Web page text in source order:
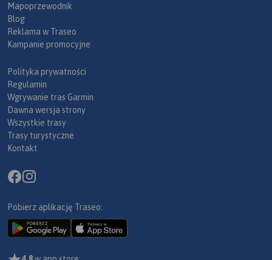
Mapoprzewodnik
Blog
Reklama w Traseo
Kampanie promocyjne
Polityka prywatności
Regulamin
Wgrywanie tras Garmin
Dawna wersja strony
Wszystkie trasy
Trasy turystyczne
Kontakt
Pobierz aplikację Traseo: